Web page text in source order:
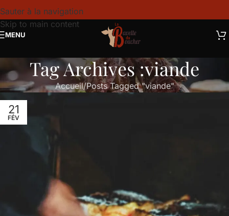
Sauter à la navigation
Skip to main content
MENU
Tag Archives :viande
Accueil Posts Tagged "viande"
21
FÉV